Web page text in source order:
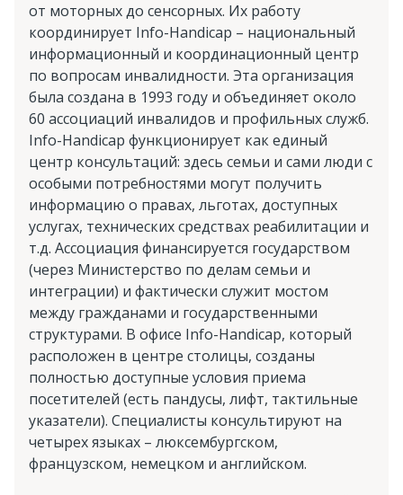
от моторных до сенсорных. Их работу
координирует Info-Handicap – национальный
информационный и координационный центр
по вопросам инвалидности. Эта организация
была создана в 1993 году и объединяет около
60 ассоциаций инвалидов и профильных служб.
Info-Handicap функционирует как единый
центр консультаций: здесь семьи и сами люди с
особыми потребностями могут получить
информацию о правах, льготах, доступных
услугах, технических средствах реабилитации и
т.д. Ассоциация финансируется государством
(через Министерство по делам семьи и
интеграции) и фактически служит мостом
между гражданами и государственными
структурами. В офисе Info-Handicap, который
расположен в центре столицы, созданы
полностью доступные условия приема
посетителей (есть пандусы, лифт, тактильные
указатели). Специалисты консультируют на
четырех языках – люксембургском,
французском, немецком и английском.